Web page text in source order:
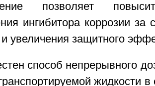
позволяет
ингибитора коррозии за
увеличения защитного
способ непрерывного
жидкости